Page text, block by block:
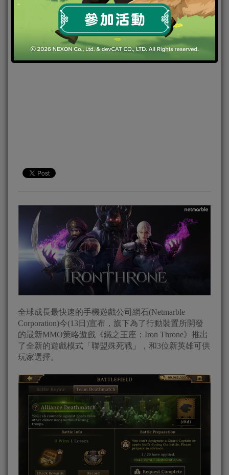
全球成長最快速的手機遊戲公司網石(Netmarble
Corporation)今(13日)宣布，旗下為了行動裝置所開發
的最新MMO策略遊戲《鐵之王座：Iron Throne》推出
了全新的遊戲模式「聯盟殊死戰」，和3位新英雄可供
玩家選擇。